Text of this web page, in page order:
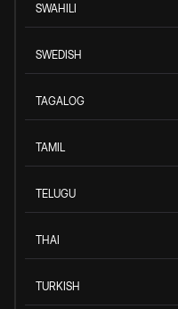
SWAHILI
SWEDISH
TAGALOG
TAMIL
TELUGU
THAI
TURKISH